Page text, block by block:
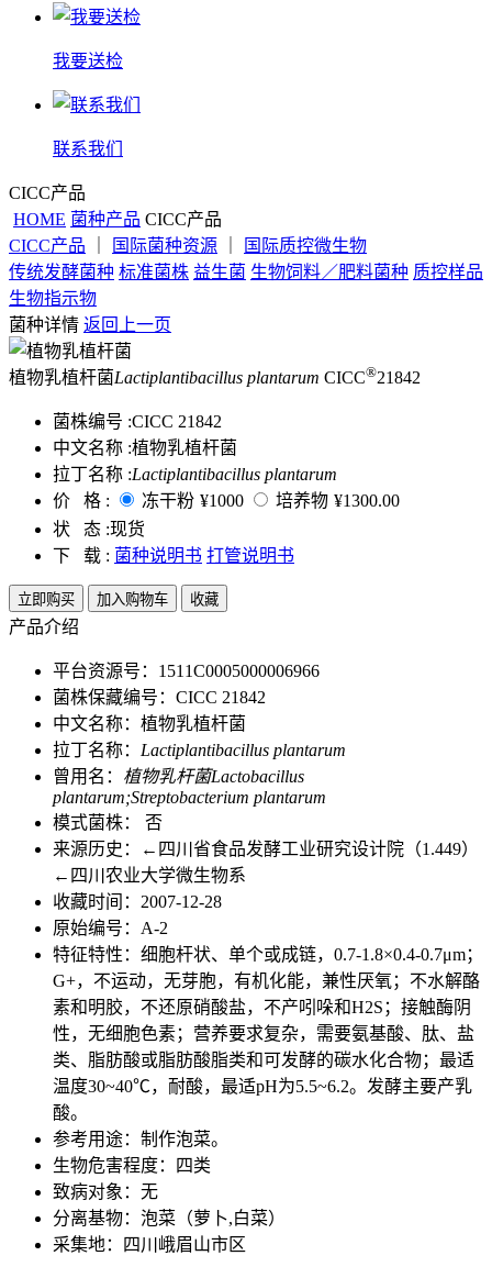
我要送检
联系我们
CICC产品
HOME 菌种产品 CICC产品
CICC产品
国际菌种资源
国际质控微生物
传统发酵菌种 标准菌株 益生菌 生物饲料／肥料菌种 质控样品
生物指示物
菌种详情 返回上一页
植物乳植杆菌Lactiplantibacillus plantarum CICC®21842
菌株编号 :CICC 21842
中文名称 :植物乳植杆菌
拉丁名称 :Lactiplantibacillus plantarum
价 格 :
冻干粉 ¥1000 培养物 ¥1300.00
状 态 :现货
下 载 : 菌种说明书 打管说明书
立即购买 加入购物车 收藏
产品介绍
平台资源号：1511C0005000006966
菌株保藏编号：CICC 21842
中文名称：植物乳植杆菌
拉丁名称： Lactiplantibacillus plantarum
曾用名： 植物乳杆菌Lactobacillus
plantarum;Streptobacterium plantarum
模式菌株： 否
来源历史：←四川省食品发酵工业研究设计院（1.449）
←四川农业大学微生物系
收藏时间：2007-12-28
原始编号：A-2
特征特性：细胞杆状、单个或成链，0.7-1.8×0.4-0.7μm；
G+，不运动，无芽胞，有机化能，兼性厌氧；不水解酪
素和明胶，不还原硝酸盐，不产吲哚和H2S；接触酶阴
性，无细胞色素；营养要求复杂，需要氨基酸、肽、盐
类、脂肪酸或脂肪酸脂类和可发酵的碳水化合物；最适
温度30~40℃，耐酸，最适pH为5.5~6.2。发酵主要产乳
酸。
参考用途：制作泡菜。
生物危害程度：四类
致病对象：无
分离基物：泡菜（萝卜,白菜）
采集地：四川峨眉山市区